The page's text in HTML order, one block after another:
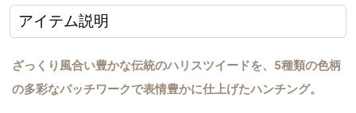
アイテム説明
ざっくり風合い豊かな伝統のハリスツイードを、5種類の色柄
の多彩なパッチワークで表情豊かに仕上げたハンチング。